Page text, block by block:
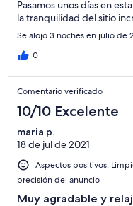
Pasamos unos días en
la tranquilidad del sitio
Se alojó 3 noches en julio de
0
Comentario verificado
10/10 Excelente
maria p.
18 de jul de 2021
Aspectos positivos:
precisión del anuncio
Muy agradable y